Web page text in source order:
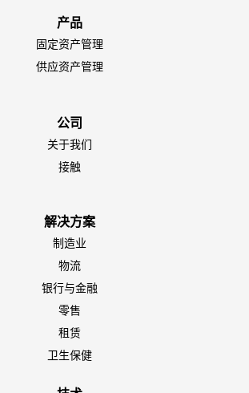
产品
固定资产管理
供应资产管理
公司
关于我们
接触
解决方案
制造业
物流
银行与金融
零售
租赁
卫生保健